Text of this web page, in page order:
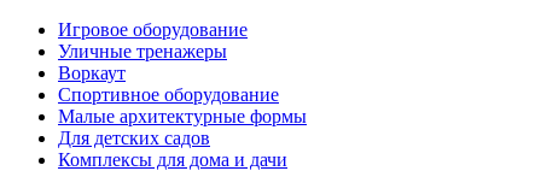
Игровое оборудование
Уличные тренажеры
Воркаут
Спортивное оборудование
Малые архитектурные формы
Для детских садов
Комплексы для дома и дачи